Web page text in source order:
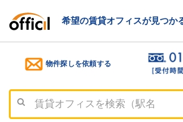
希望の賃貸オフィスが見つか
物件探しを依頼する